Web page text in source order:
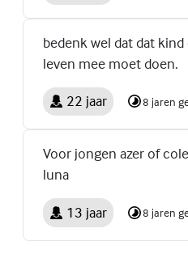
bedenk wel dat dat
leven mee moet doen.
22 jaar 8 jaren
Voor jongen azer of
luna
13 jaar 8 jaren